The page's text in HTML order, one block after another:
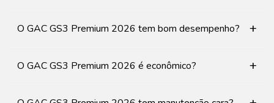
O GAC GS3 Premium 2026 tem bom desempenho? +
O GAC GS3 Premium 2026 é econômico? +